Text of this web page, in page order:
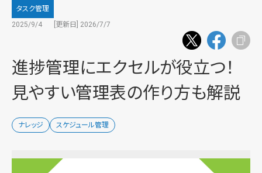
タスク管理
2025/9/4
[更新日] 2026/7/7
進捗管理にエクセルが役立つ！
見やすい管理表の作り方も解説
ナレッジ スケジュール管理